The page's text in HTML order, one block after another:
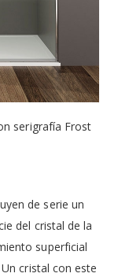
serigrafía Frost
de serie un
del cristal de la
superficial
cristal con este